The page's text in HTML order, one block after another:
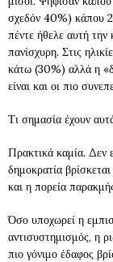
σχεδόν 40%) κάπου
πέντε ήθελε αυτή
πανίσχυρη. Στις
κάτω (30%) αλλά η
είναι και οι πιο
Τι σημασία έχουν
Πρακτικά καμία. Δεν
δημοκρατία
και η πορεία
Όσο υποχωρεί η
αντισυστημισμός, η
πιο γόνιμο έδαφος